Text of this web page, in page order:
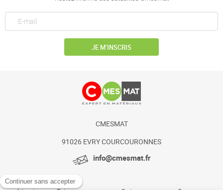
JE M’INSCRIS
CMESMAT
91026 EVRY COURCOURONNES
info@cmesmat.fr